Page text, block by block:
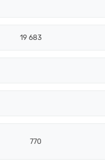
19 683
770